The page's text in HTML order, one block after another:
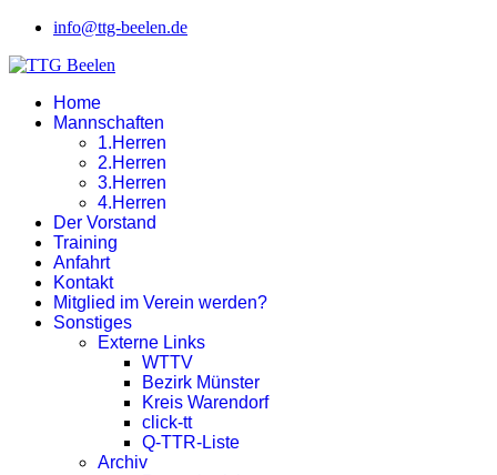
info@ttg-beelen.de
Home
Mannschaften
1.Herren
2.Herren
3.Herren
4.Herren
Der Vorstand
Training
Anfahrt
Kontakt
Mitglied im Verein werden?
Sonstiges
Externe Links
WTTV
Bezirk Münster
Kreis Warendorf
click-tt
Q-TTR-Liste
Archiv